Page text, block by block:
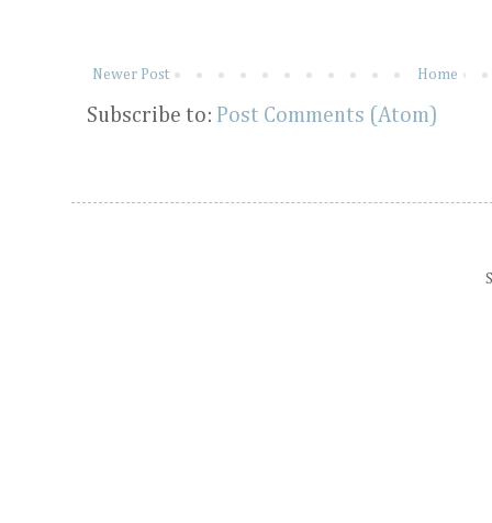
Newer Post Home
Subscribe to: Post Comments (Atom)